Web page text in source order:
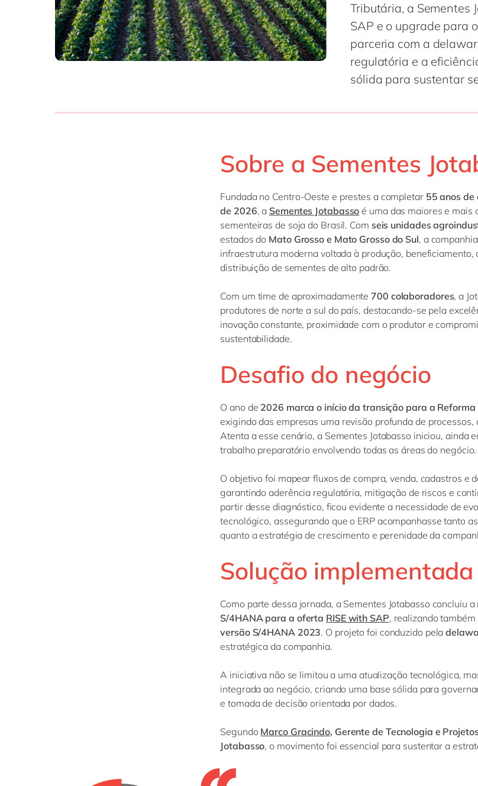
Tributária, a Sementes
SAP e o upgrade para
parceria com a
regulatória e a
sólida para sustentar
Sobre a Sementes
Fundada no Centro-Oeste e prestes a completar 55 anos de
de 2026, a Sementes Jotabasso é uma das maiores e mais
sementeiras de soja do Brasil. Com seis unidades
estados do Mato Grosso e Mato Grosso do Sul, a
infraestrutura moderna voltada à produção, beneficiamento,
distribuição de sementes de alto padrão.
Com um time de aproximadamente 700 colaboradores, a
produtores de norte a sul do país, destacando-se pela
inovação constante, proximidade com o produtor e
sustentabilidade.
Desafio do negócio
O ano de 2026 marca o início da transição para a
exigindo das empresas uma revisão profunda de processos,
Atenta a esse cenário, a Sementes Jotabasso iniciou, ainda
trabalho preparatório envolvendo todas as áreas do negócio.
O objetivo foi mapear fluxos de compra, venda, cadastros e
garantindo aderência regulatória, mitigação de riscos e
partir desse diagnóstico, ficou evidente a necessidade de
tecnológico, assegurando que o ERP acompanhasse tanto
quanto a estratégia de crescimento e perenidade da
Solução implementada
Como parte dessa jornada, a Sementes Jotabasso concluiu a
S/4HANA para a oferta RISE with SAP, realizando também
versão S/4HANA 2023. O projeto foi conduzido pela
estratégica da companhia.
A iniciativa não se limitou a uma atualização tecnológica,
integrada ao negócio, criando uma base sólida para
e tomada de decisão orientada por dados.
Segundo Marco Gracindo, Gerente de Tecnologia e
Jotabasso, o movimento foi essencial para sustentar a